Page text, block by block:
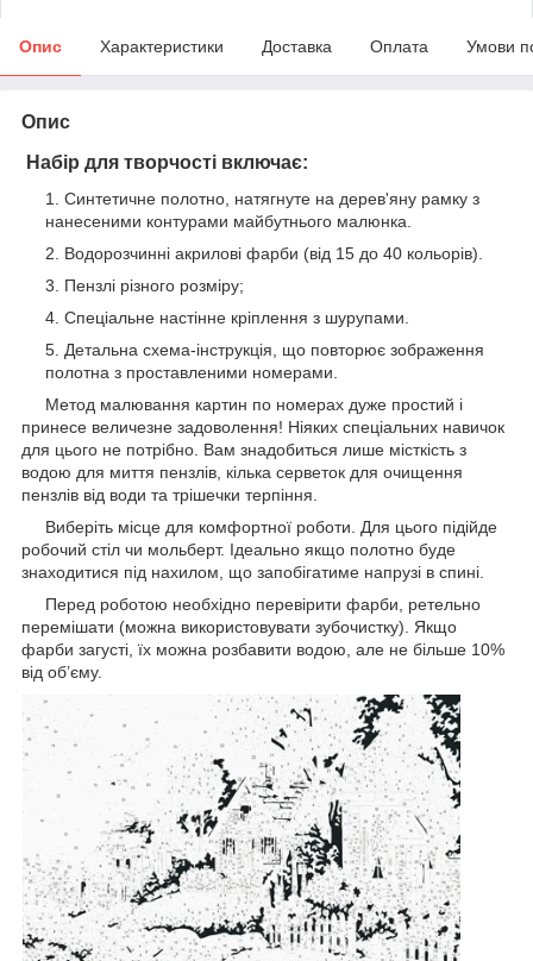
Опис Характеристики Доставка Оплата Умови
Опис
Набір для творчості включає:
Синтетичне полотно, натягнуте на дерев'яну рамку з
нанесеними контурами майбутнього малюнка.
Водорозчинні акрилові фарби (від 15 до 40 кольорів).
Пензлі різного розміру;
Спеціальне настінне кріплення з шурупами.
Детальна схема-інструкція, що повторює зображення
полотна з проставленими номерами.
Метод малювання картин по номерах дуже простий і
принесе величезне задоволення! Ніяких спеціальних навичок
для цього не потрібно. Вам знадобиться лише місткість з
водою для миття пензлів, кілька серветок для очищення
пензлів від води та трішечки терпіння.
Виберіть місце для комфортної роботи. Для цього підійде
робочий стіл чи мольберт. Ідеально якщо полотно буде
знаходитися під нахилом, що запобігатиме напрузі в спині.
Перед роботою необхідно перевірити фарби, ретельно
перемішати (можна використовувати зубочистку). Якщо
фарби загусті, їх можна розбавити водою, але не більше 10%
від об’єму.